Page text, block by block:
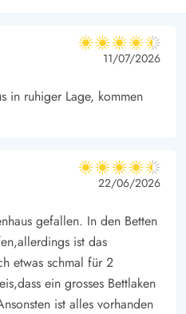
4.5 von 5
4.5 von 5
4.5 out of 5
11/07/2026
in ruhiger Lage, kommen
4.5 von 5
4.5 von 5
4.5 out of 5
22/06/2026
gefallen. In den Betten
ist das
etwas schmal für 2
ein grosses Bettlaken
ist alles vorhanden